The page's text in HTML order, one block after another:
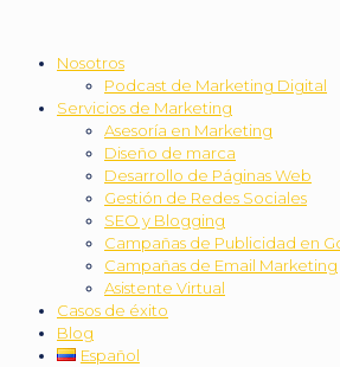
Nosotros
Podcast de Marketing Digital
Servicios de Marketing
Asesoría en Marketing
Diseño de marca
Desarrollo de Páginas Web
Gestión de Redes Sociales
SEO y Blogging
Campañas de Publicidad en
Campañas de Email Marketing
Asistente Virtual
Casos de éxito
Blog
Español